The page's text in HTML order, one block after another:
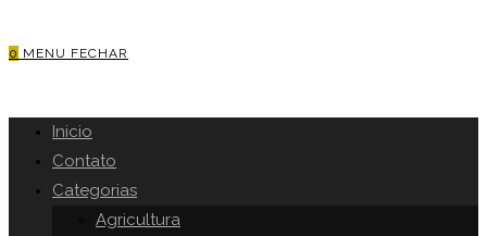
0 MENU FECHAR
Inicio
Contato
Categorias
Agricultura